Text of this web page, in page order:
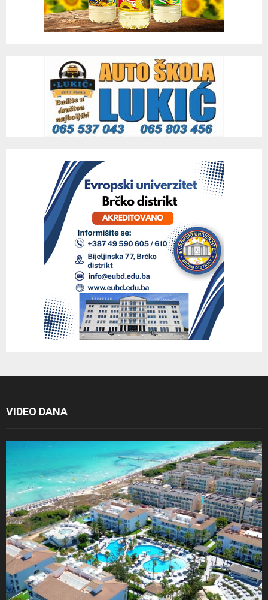
VIDEO DANA